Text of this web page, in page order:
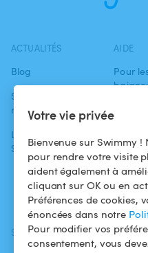
Votre vie privée
Bienvenue sur Swimmy !
pour rendre votre visite
aident également à
cliquant sur OK ou en
Préférences de cookies,
énoncées dans notre
Pour modifier vos
consentement, vous
ACTUALITÉS
Blog
Swimmy dans les
médias
L'aventure
Swimmy
AIDE
Pour
Louer
SUIVEZ-NOUS